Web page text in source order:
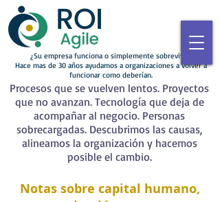
¿Su empresa funciona o simplemente sobrevive?
Hace mas de 30 años ayudamos a organizaciones a volver a
funcionar como deberían.
Procesos que se vuelven lentos. Proyectos
que no avanzan. Tecnología que deja de
acompañar al negocio. Personas
sobrecargadas. Descubrimos las causas,
alineamos la organización y hacemos
posible el cambio.
Notas sobre capital humano,